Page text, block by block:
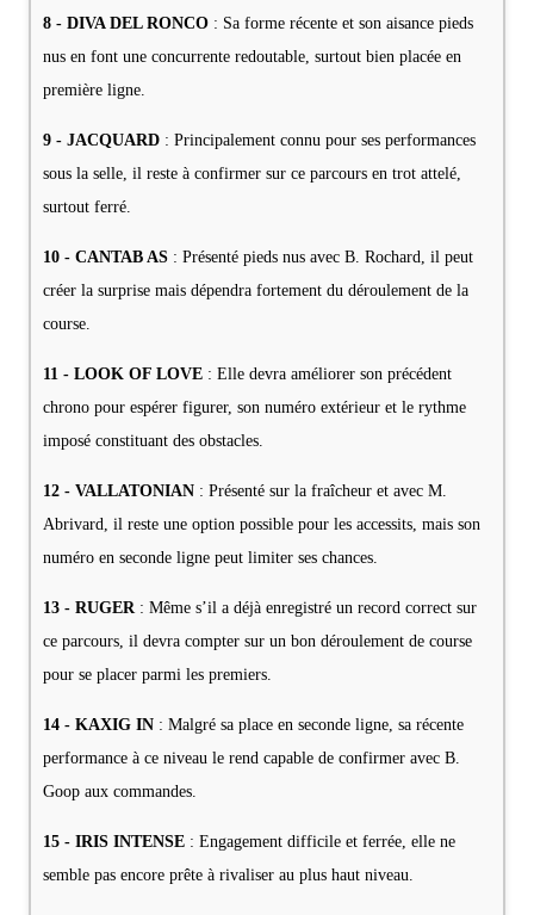
8 - DIVA DEL RONCO : Sa forme récente et son aisance pieds
nus en font une concurrente redoutable, surtout bien placée en
première ligne.
9 - JACQUARD : Principalement connu pour ses performances
sous la selle, il reste à confirmer sur ce parcours en trot attelé,
surtout ferré.
10 - CANTAB AS : Présenté pieds nus avec B. Rochard, il peut
créer la surprise mais dépendra fortement du déroulement de la
course.
11 - LOOK OF LOVE : Elle devra améliorer son précédent
chrono pour espérer figurer, son numéro extérieur et le rythme
imposé constituant des obstacles.
12 - VALLATONIAN : Présenté sur la fraîcheur et avec M.
Abrivard, il reste une option possible pour les accessits, mais son
numéro en seconde ligne peut limiter ses chances.
13 - RUGER: Même s’il a déjà enregistré un record correct sur
ce parcours, il devra compter sur un bon déroulement de course
pour se placer parmi les premiers.
14 - KAXIG IN : Malgré sa place en seconde ligne, sa récente
performance à ce niveau le rend capable de confirmer avec B.
Goop aux commandes.
15 - IRIS INTENSE : Engagement difficile et ferrée, elle ne
semble pas encore prête à rivaliser au plus haut niveau.